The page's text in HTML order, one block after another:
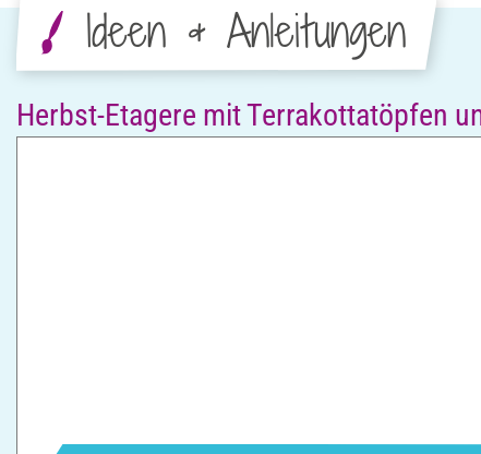
Ideen & Anleitungen
Herbst-Etagere mit Terrakottatöpfen